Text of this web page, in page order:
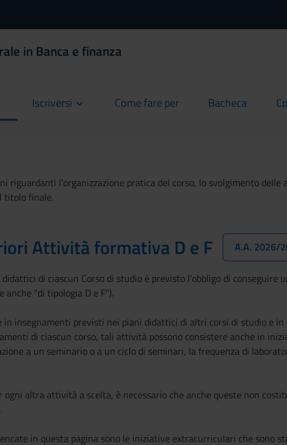
in Banca e finanza
Iscriversi Come fare per
current Bacheca
current
riguardanti l'organizzazione pratica del corso, lo svolgimento
titolo finale.
Attività formativa D e F A.A. 2026/
di ciascun Corso di studio è previsto l’obbligo di
anche "di tipologia D e F").
in insegnamenti previsti nei piani didattici di altri corsi di studio e
di ciascun corso, tali attività possono consistere anche in
a un seminario o a un ciclo di seminari, la frequenza di
ogni altra attività a scelta, è necessario che anche queste non
in questa pagina sono le iniziative extracurriculari che sono